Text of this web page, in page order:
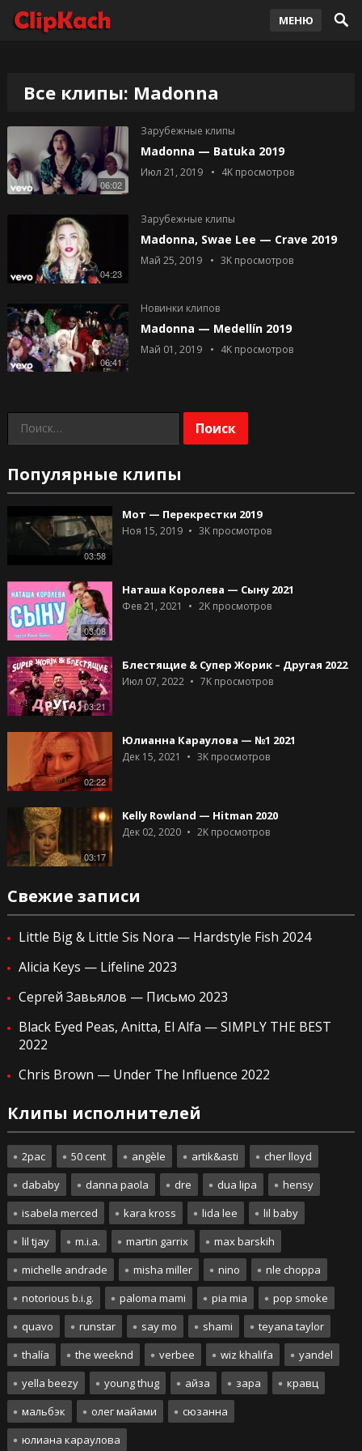
МЕНЮ
Все клипы: Madonna
06:02
Зарубежные клипы
Madonna — Batuka 2019
Июл 21, 2019 4Kпросмотров
04:23
Зарубежные клипы
Madonna, Swae Lee — Crave 2019
Май 25, 2019 3Kпросмотров
06:41
Новинки клипов
Madonna — Medellín 2019
Май 01, 2019 4Kпросмотров
Найти:
Популярные клипы
03:58
Мот — Перекрестки 2019
Ноя 15, 2019 3Kпросмотров
03:08
Наташа Королева — Сыну 2021
Фев 21, 2021 2Kпросмотров
03:21
Блестящие & Супер Жорик – Другая 2022
Июл 07, 2022 7Kпросмотров
02:22
Юлианна Караулова — №1 2021
Дек 15, 2021 3Kпросмотров
03:17
Kelly Rowland — Hitman 2020
Дек 02, 2020 2Kпросмотров
Свежие записи
Little Big & Little Sis Nora — Hardstyle Fish 2024
Alicia Keys — Lifeline 2023
Сергей Завьялов — Письмо 2023
Black Eyed Peas, Anitta, El Alfa — SIMPLY THE BEST
2022
Chris Brown — Under The Influence 2022
Клипы исполнителей
2pac 50 cent angèle artik&asti
cher lloyd
dababy
danna paola dre dua lipa
hensy
isabela merced
kara kross lida lee
lil baby
lil tjay
m.i.a. martin garrix
max barskih
michelle andrade
misha miller nino
nle choppa
notorious b.i.g.
paloma mami pia mia
pop smoke
quavo
runstar say mo shami
teyana taylor
thalía
the weeknd verbee wiz khalifa
yandel
yella beezy
young thug айза зара
кравц
мальбэк
олег майами
сюзанна
юлиана караулова